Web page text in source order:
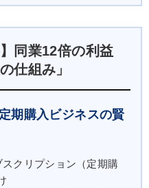
同業12倍の利益
仕組み」
期購入ビジネスの賢
クリプション（定期購